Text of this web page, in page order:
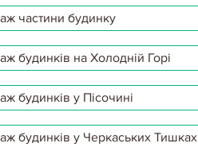
частини будинку
будинків на Холодній Горі
будинків у Пісочині
будинків у Черкаських Тишках